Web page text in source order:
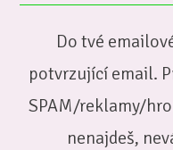
Do tvé
potvrzující email.
SPAM/reklamy/
nenajdeš,